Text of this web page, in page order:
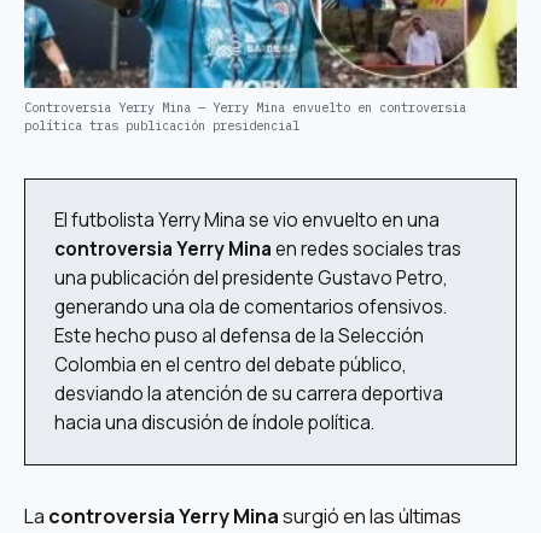
Controversia Yerry Mina — Yerry Mina envuelto en controversia
política tras publicación presidencial
El futbolista Yerry Mina se vio envuelto en una
controversia Yerry Minaen redes sociales tras
una publicación del presidente Gustavo Petro,
generando una ola de comentarios ofensivos.
Este hecho puso al defensa de la Selección
Colombia en el centro del debate público,
desviando la atención de su carrera deportiva
hacia una discusión de índole política.
La controversia Yerry Minasurgió en las últimas